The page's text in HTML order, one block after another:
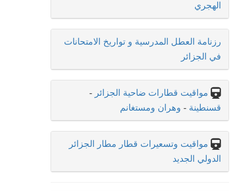
الهجري
رزنامة العطل المدرسية و تواريخ الامتحانات
في الجزائر
مواقيت قطارات ضاحية الجزائر -
قسنطينة - وهران ومستغانم
مواقيت وتسعيرات قطار مطار الجزائر
الدولي الجديد